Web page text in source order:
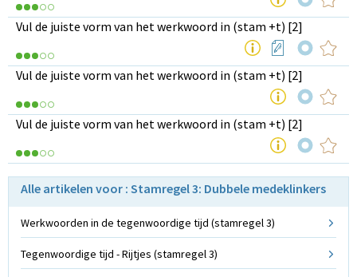
Vul de juiste vorm van het werkwoord in (stam +t) [2]
Vul de juiste vorm van het werkwoord in (stam +t) [2]
Vul de juiste vorm van het werkwoord in (stam +t) [2]
Alle artikelen voor : Stamregel 3: Dubbele medeklinkers
Werkwoorden in de tegenwoordige tijd (stamregel 3)
Tegenwoordige tijd - Rijtjes (stamregel 3)